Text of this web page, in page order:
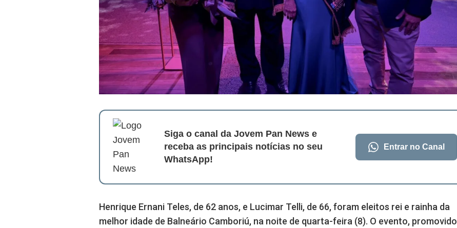
Siga o canal da Jovem Pan News e
receba as principais notícias no seu
WhatsApp!
Entrar no Canal
Henrique Ernani Teles, de 62 anos, e Lucimar Telli, de 66, foram eleitos rei e rainha da
melhor idade de Balneário Camboriú, na noite de quarta-feira (8). O evento, promovido